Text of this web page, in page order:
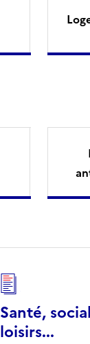
Santé,
loisirs...